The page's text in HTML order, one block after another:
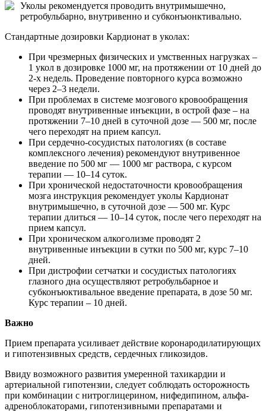
Уколы рекомендуется проводить внутримышечно,
ретробульбарно, внутривенно и субконъюнктивально.
Стандартные дозировки Кардионат в уколах:
При чрезмерных физических и умственных нагрузках –
1 укол в дозировке 1000 мг, на протяжении от 10 дней до
2-х недель. Проведение повторного курса возможно
через 2–3 недели.
При проблемах в системе мозгового кровообращения
проводят внутривенные инъекции, в острой фазе – на
протяжении 7–10 дней в суточной дозе — 500 мг, после
чего переходят на прием капсул.
При сердечно-сосудистых патологиях (в составе
комплексного лечения) рекомендуют внутривенное
введение по 500 мг — 1000 мг раствора, с курсом
терапии — 10–14 суток.
При хронической недостаточности кровообращения
мозга инструкция рекомендует уколы Кардионат
внутримышечно, в суточной дозе — 500 мг. Курс
терапии длиться — 10–14 суток, после чего переходят на
прием капсул.
При хроническом алкоголизме проводят 2
внутривенные инъекции в сутки по 500 мг, курс 7–10
дней.
При дистрофии сетчатки и сосудистых патологиях
глазного дна осуществляют ретробульбарное и
субконъюктивальное введение препарата, в дозе 50 мг.
Курс терапии – 10 дней.
Важно
Прием препарата усиливает действие коронародилатирующих
и гипотензивных средств, сердечных гликозидов.
Ввиду возможного развития умеренной тахикардии и
артериальной гипотензии, следует соблюдать осторожность
при комбинации с нитроглицерином, нифедипином, альфа-
адреноблокаторами, гипотензивными препаратами и